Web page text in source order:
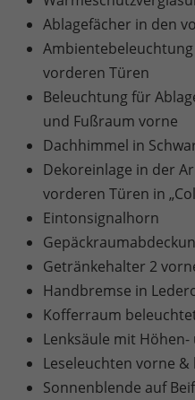
Ablagefächer in den
vorderen Türen
Beleuchtung für
und Fußraum vorne
Dachhimmel in
Dekoreinlage in der
vorderen Türen in
Eintonsignalhorn
Getränkehalter 2
Handbremse in
Kofferraum
Lenksäule mit
Leseleuchten vorne &
Sonnenblende auf